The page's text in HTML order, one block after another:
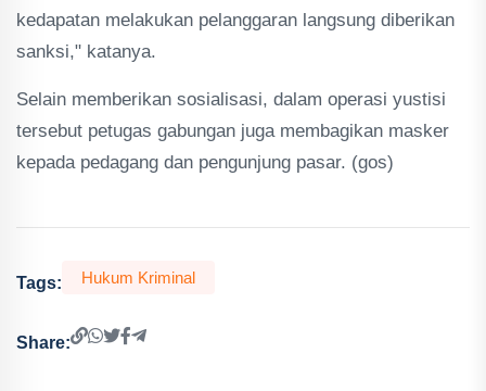
kedapatan melakukan pelanggaran langsung diberikan
sanksi," katanya.
Selain memberikan sosialisasi, dalam operasi yustisi
tersebut petugas gabungan juga membagikan masker
kepada pedagang dan pengunjung pasar. (gos)
Tags: Hukum Kriminal
Share: